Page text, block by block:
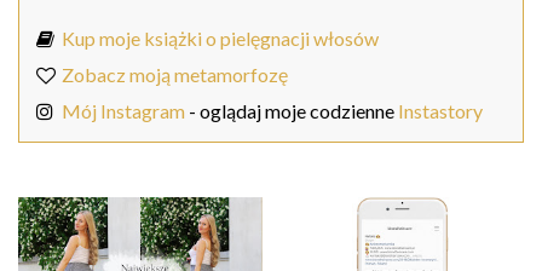
Kup moje książki o pielęgnacji włosów
Zobacz moją metamorfozę
Mój Instagram - oglądaj moje codzienne Instastory